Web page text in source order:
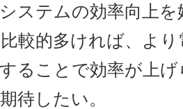
ステムの効率向上
較的多ければ、よ
ることで効率が上
待したい。